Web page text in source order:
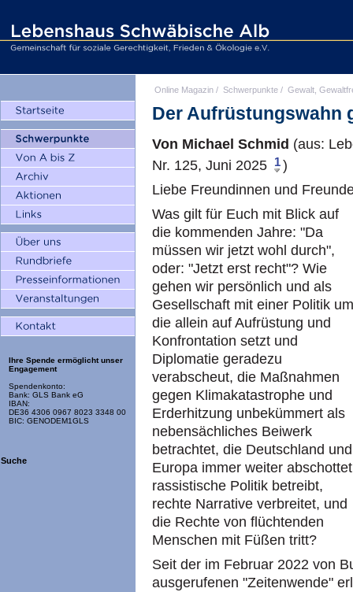
Ihre Spende ermöglicht unser
Engagement
Spendenkonto:
Bank: GLS Bank eG
IBAN:
DE36 4306 0967 8023 3348 00
BIC: GENODEM1GLS
Suche
Online Magazin / Schwerpunkte / Gewalt,
Der Aufrüstungswahn
Von Michael Schmid (aus:
Nr. 125, Juni 2025
1)
Liebe Freundinnen und
Was gilt für Euch mit Blick auf
die kommenden Jahre: "Da
müssen wir jetzt wohl durch",
oder: "Jetzt erst recht"? Wie
gehen wir persönlich und als
Gesellschaft mit einer Politik
die allein auf Aufrüstung und
Konfrontation setzt und
Diplomatie geradezu
verabscheut, die Maßnahmen
gegen Klimakatastrophe und
Erderhitzung unbekümmert als
nebensächliches Beiwerk
betrachtet, die Deutschland und
Europa immer weiter
rassistische Politik betreibt,
rechte Narrative verbreitet, und
die Rechte von flüchtenden
Menschen mit Füßen tritt?
Seit der im Februar 2022 von
ausgerufenen "Zeitenwende"